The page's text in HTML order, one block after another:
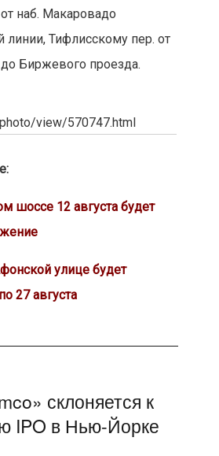
наб. Макаровадо
линии, Тифлисскому пер. от
Биржевого проезда.
view/570747.html
шоссе 12 августа будет
улице будет
27 августа
склоняется к
IPO в Нью-Йорке